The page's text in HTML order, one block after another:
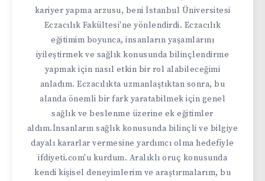
kariyer yapma arzusu, beni İstanbul Üniversitesi
Eczacılık Fakültesi'ne yönlendirdi. Eczacılık
eğitimim boyunca, insanların yaşamlarını
iyileştirmek ve sağlık konusunda bilinçlendirme
yapmak için nasıl etkin bir rol alabileceğimi
anladım. Eczacılıkta uzmanlaştıktan sonra, bu
alanda önemli bir fark yaratabilmek için genel
sağlık ve beslenme üzerine ek eğitimler
aldım.İnsanların sağlık konusunda bilinçli ve bilgiye
dayalı kararlar vermesine yardımcı olma hedefiyle
ifdiyeti.com'u kurdum. Aralıklı oruç konusunda
kendi kişisel deneyimlerim ve araştırmalarım, bu